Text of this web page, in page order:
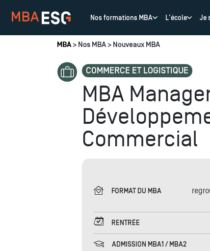
Vous êtes ici
MBA> Nos MBA > Nouveaux MBA
COMMERCE ET LOGISTIQUE
MBA
Commercial
FORMAT DU MBA
RENTRÉE
ADMISSION MBA1 / MBA2
Nos formations MBA L'école Je